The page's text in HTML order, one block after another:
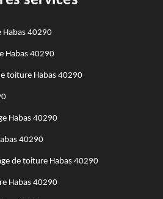
Habas 40290
Habas 40290
toiture Habas 40290
Habas 40290
40290
de toiture Habas 40290
Habas 40290